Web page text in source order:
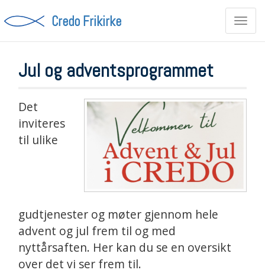
Credo Frikirke
Jul og adventsprogrammet
Det
inviteres
til ulike
gudtjenester og møter gjennom hele
advent og jul frem til og med
nyttårsaften. Her kan du se en oversikt
over det vi ser frem til.